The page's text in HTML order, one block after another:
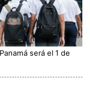
será el 1 de